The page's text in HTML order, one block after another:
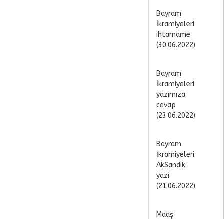
Bayram
İkramiyeleri
ihtarname
(30.06.2022)
Bayram
İkramiyeleri
yazımıza
cevap
(23.06.2022)
Bayram
İkramiyeleri
AkSandık
yazı
(21.06.2022)
Maaş